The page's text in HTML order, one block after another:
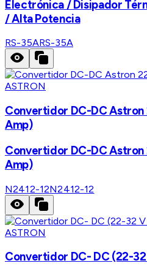
Electrónica / Disipador
/ Alta Potencia
RS-35ARS-35A
ASTRON
Convertidor DC-DC Astron
Amp)
Convertidor DC-DC Astron
Amp)
N2412-12N2412-12
ASTRON
Convertidor DC- DC (22-